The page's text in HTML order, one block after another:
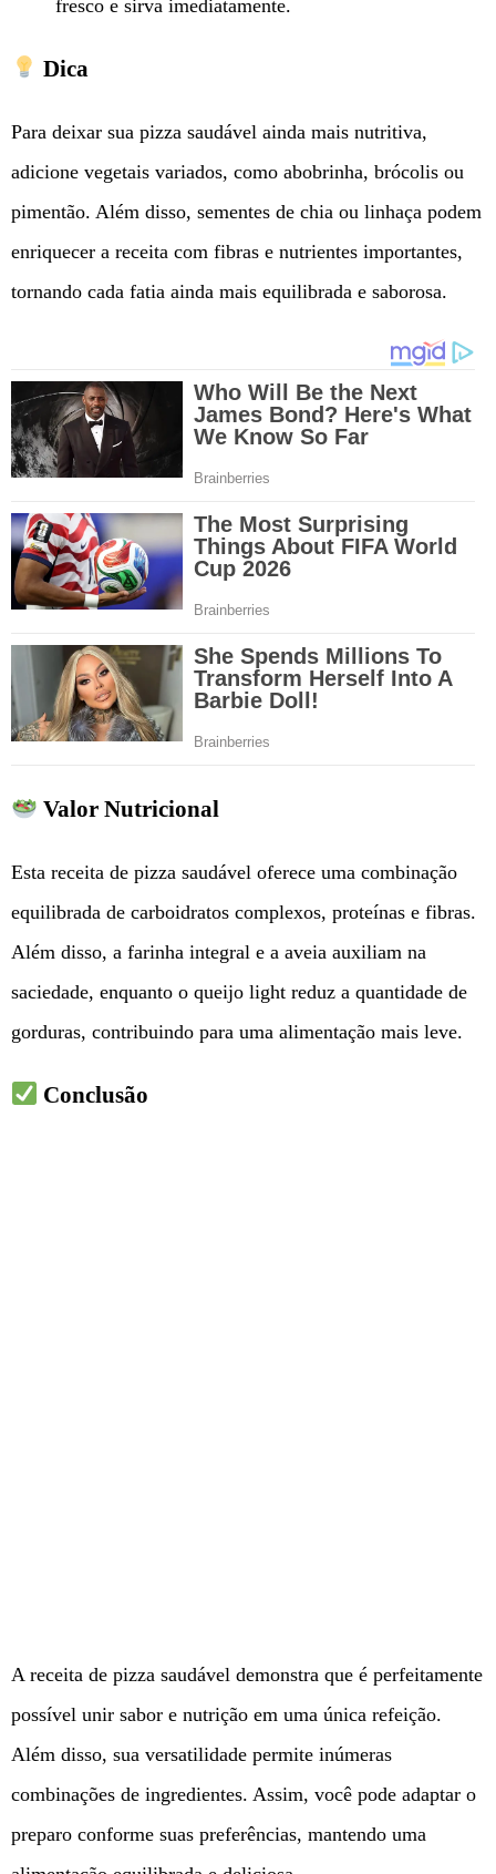
fresco e sirva imediatamente.
Dica
Para deixar sua pizza saudável ainda mais nutritiva,
adicione vegetais variados, como abobrinha, brócolis ou
pimentão. Além disso, sementes de chia ou linhaça podem
enriquecer a receita com fibras e nutrientes importantes,
tornando cada fatia ainda mais equilibrada e saborosa.
Valor Nutricional
Esta receita de pizza saudável oferece uma combinação
equilibrada de carboidratos complexos, proteínas e fibras.
Além disso, a farinha integral e a aveia auxiliam na
saciedade, enquanto o queijo light reduz a quantidade de
gorduras, contribuindo para uma alimentação mais leve.
Conclusão
A receita de pizza saudável demonstra que é perfeitamente
possível unir sabor e nutrição em uma única refeição.
Além disso, sua versatilidade permite inúmeras
combinações de ingredientes. Assim, você pode adaptar o
preparo conforme suas preferências, mantendo uma